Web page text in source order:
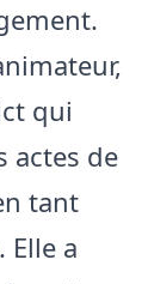
qui
actes de
tant
a